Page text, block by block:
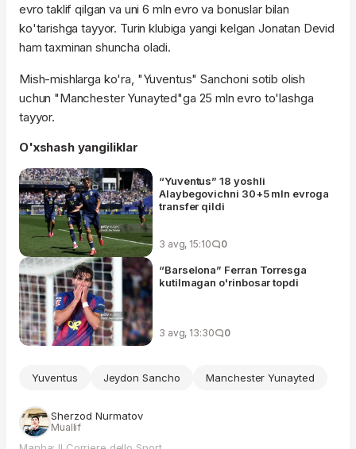
evro taklif qilgan va uni 6 mln evro va bonuslar bilan
ko'tarishga tayyor. Turin klubiga yangi kelgan Jonatan Devid
ham taxminan shuncha oladi.
Mish-mishlarga ko'ra, "Yuventus" Sanchoni sotib olish
uchun "Manchester Yunayted"ga 25 mln evro to'lashga
tayyor.
O'xshash yangiliklar
“Yuventus” 18 yoshli
Alaybegovichni 30+5 mln evroga
transfer qildi
3 avg, 15:10 0
“Barselona” Ferran Torresga
kutilmagan o'rinbosar topdi
3 avg, 13:30 0
Yuventus Jeydon Sancho Manchester Yunayted
Sherzod Nurmatov
Muallif